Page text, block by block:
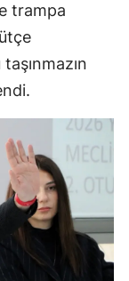
trampa